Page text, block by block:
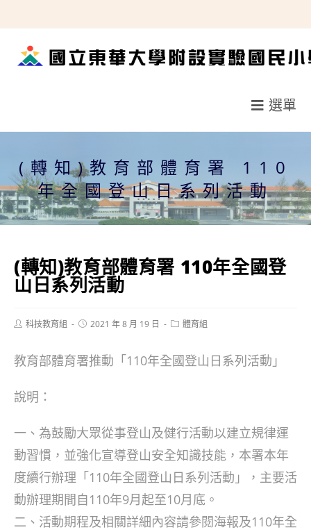
轉
選單
(轉知)教育部體育署 110
年全國登山日系列活動
(轉知)教育部體育署 110年全國登
山日系列活動
Post科技教育組
Post2021 年 8 月 19 日
Post體育組
教育部體育署推動「110年全國登山日系列活動」
說明：
一、為鼓勵大眾從事登山及健行活動以建立規律運
動習慣，並強化宣導登山安全知識技能，本署本年
度續行辦理「110年全國登山日系列活動」，主要活
動辦理期間自110年9月起至10月底。
二、活動期程及相關詳細內容請參閱海報及110年全